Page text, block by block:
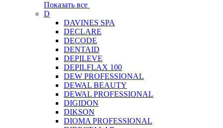
Показать все
D
DAVINES SPA
DECLARE
DECODE
DENTAID
DEPILEVE
DEPILFLAX 100
DEW PROFESSIONAL
DEWAL BEAUTY
DEWAL PROFESSIONAL
DIGIDON
DIKSON
DIOMA PROFESSIONAL